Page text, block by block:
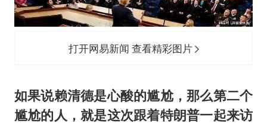
打开网易新闻 查看精彩图片
如果说赖清德是心酸的尴尬，那么第二个
尴尬的人，就是这次跟着特朗普一起来访